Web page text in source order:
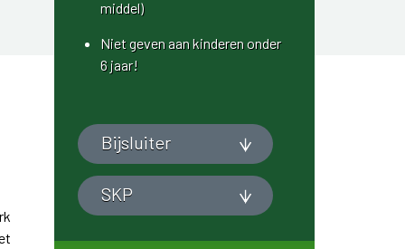
middel)
Niet geven aan kinderen onder
6 jaar!
Bijsluiter
SKP